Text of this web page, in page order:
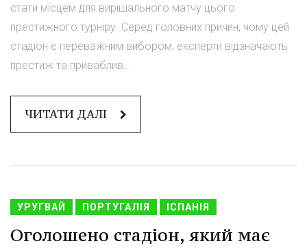
стати місцем для вирішального матчу цього
престижного турніру. Серед головних причин, чому цей
стадіон є переважним вибором, експерти відзначають
престиж та приваблив...
ЧИТАТИ ДАЛІ
УРУГВАЙ ПОРТУГАЛІЯ ІСПАНІЯ
Оголошено стадіон, який має